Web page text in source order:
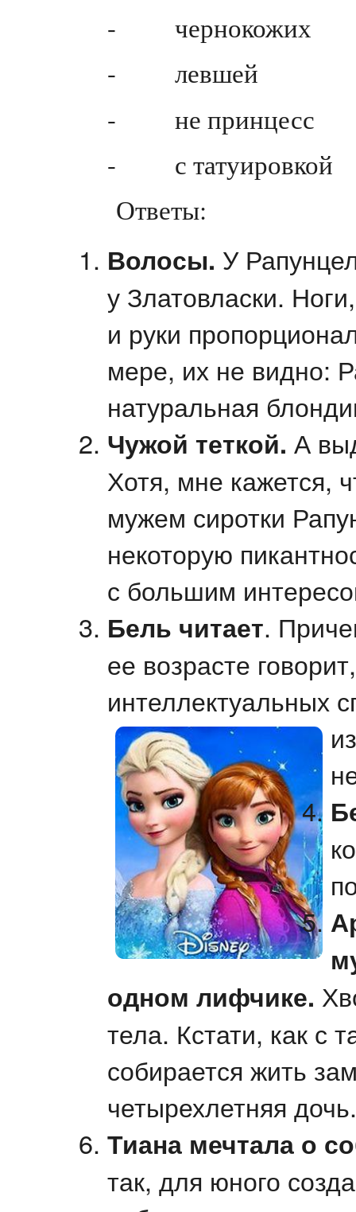
- чернокожих
- левшей
- не принцесс
- с татуировкой
Ответы:
Волосы. У
у Златовласки.
и руки
мере, их не видно:
натуральная
Чужой теткой. А
Хотя, мне кажется,
мужем сиротки
некоторую
с большим
Бель читает.
ее возрасте
интеллектуальных
А
одном лифчике.
тела. Кстати, как с
собирается жить
четырехлетняя дочь.
Тиана мечтала о
так, для юного